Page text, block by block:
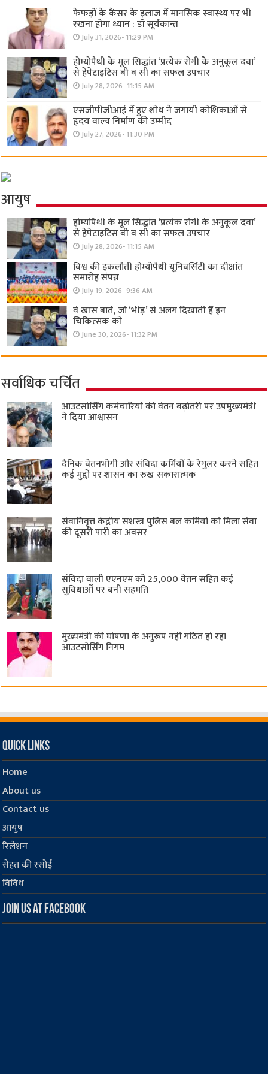
फेफड़ों के कैंसर के इलाज में मानसिक स्वास्थ्य पर भी
रखना होगा ध्यान : डॉ सूर्यकान्त
July 31, 2026- 11:29 PM
होम्योपैथी के मूल सिद्धांत ‘प्रत्येक रोगी केे अनुकूल दवा’
से हेपेटाइटिस बी व सी का सफल उपचार
July 28, 2026- 11:15 AM
एसजीपीजीआई में हुए शोध ने जगायी कोशिकाओं से
हृदय वाल्व निर्माण की उम्मीद
July 27, 2026- 11:30 PM
आयुष
होम्योपैथी के मूल सिद्धांत ‘प्रत्येक रोगी केे अनुकूल दवा’
से हेपेटाइटिस बी व सी का सफल उपचार
July 28, 2026- 11:15 AM
विश्व की इकलौती होम्योपैथी यूनिवर्सिटी का दीक्षांत
समारोह संपन्न
July 19, 2026- 9:36 AM
वे खास बातें, जो ‘भीड़’ से अलग दिखाती हैं इन
चिकित्सक को
June 30, 2026- 11:32 PM
सर्वाधिक चर्चित
आउटसोर्सिंग कर्मचारियों की वेतन बढ़ोतरी पर उपमुख्यमंत्री
ने दिया आश्वासन
दैनिक वेतनभोगी और संविदा कर्मियों के रेगुलर करने सहित
कई मुद्दों पर शासन का रुख सकारात्मक
सेवानिवृत्त केंद्रीय सशस्त्र पुलिस बल ​कर्मियों को मिला सेवा
की दूसरी पारी का अवसर
संविदा वाली एएनएम को 25,000 वेतन सहित कई
सुविधाओं पर बनी सहमति
मुख्यमंत्री की घोषणा के अनुरूप नहीं गठित हो रहा
आउटसोर्सिंग निगम
Quick Links
Home
About us
Contact us
आयुष
रिलेशन
सेहत की रसोई
विविध
Join us at Facebook